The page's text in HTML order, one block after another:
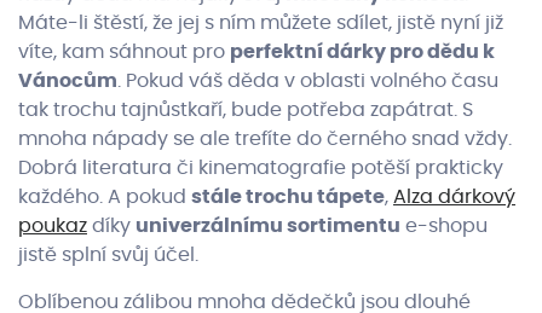
Máte-li štěstí, že jej s ním můžete sdílet, jistě nyní již
víte, kam sáhnout pro perfektní dárky pro dědu k
Vánocům . Pokud váš děda v oblasti volného času
tak trochu tajnůstkaří, bude potřeba zapátrat. S
mnoha nápady se ale trefíte do černého snad vždy.
Dobrá literatura či kinematografie potěší prakticky
každého. A pokud stále trochu tápete, Alza dárkový
poukaz díky univerzálnímu sortimentu e-shopu
jistě splní svůj účel.
Oblíbenou zálibou mnoha dědečků jsou dlouhé